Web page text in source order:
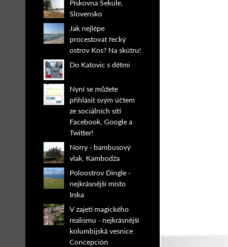
Pískovna Sekule,
Slovensko
Jak nejlépe
procestovat řecký
ostrov Kos? Na skútru!
Do Katovic s dětmi
Nyní se můžete
přihlásit svým účtem
ze sociálních sítí
Facebook, Google a
Twitter!
Norry - bambusový
vlak, Kambodža
Poloostrov Dingle -
nejkrásnější místo
Irska
V zajetí magického
realismu - nejkrásnější
kolumbijská vesnice
Concepción